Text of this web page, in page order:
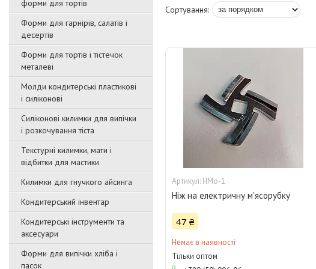
форми для тортів
Форми для гарнірів, салатів і
десертів
Форми для тортів і тістечок
металеві
Молди кондитерські пластикові
і силіконові
Силіконові килимки для випічки
і розкочування тіста
Текстурні килимки, мати і
відбитки для мастики
Килимки для гнучкого айсинга
Кондитерський інвентар
Кондитерські інструменти та
аксесуари
Форми для випічки хліба і
пасок
НМо-1
Ніж на електричну м'ясорубку
47 ₴
Немає в наявності
Тільки оптом